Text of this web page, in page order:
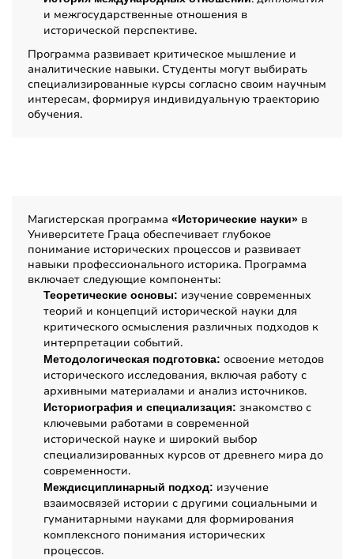
и межгосударственные отношения в
исторической перспективе.
Программа развивает критическое мышление и
аналитические навыки. Студенты могут выбирать
специализированные курсы согласно своим научным
интересам, формируя индивидуальную траекторию
обучения.
Магистерская программа «Исторические науки» в
Университете Граца обеспечивает глубокое
понимание исторических процессов и развивает
навыки профессионального историка. Программа
включает следующие компоненты:
Теоретические основы: изучение современных
теорий и концепций исторической науки для
критического осмысления различных подходов к
интерпретации событий.
Методологическая подготовка: освоение методов
исторического исследования, включая работу с
архивными материалами и анализ источников.
Историография и специализация: знакомство с
ключевыми работами в современной
исторической науке и широкий выбор
специализированных курсов от древнего мира до
современности.
Междисциплинарный подход: изучение
взаимосвязей истории с другими социальными и
гуманитарными науками для формирования
комплексного понимания исторических
процессов.